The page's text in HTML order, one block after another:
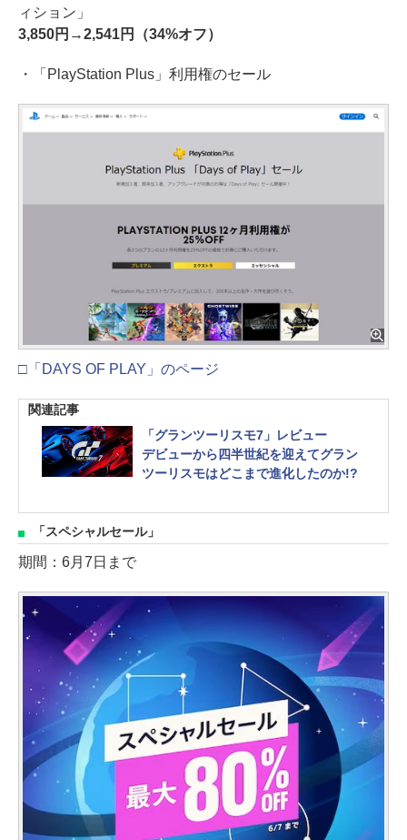
ィション」
3,850円→2,541円（34%オフ）
・「PlayStation Plus」利用権のセール
□「DAYS OF PLAY」のページ
関連記事
「グランツーリスモ7」レビュー
デビューから四半世紀を迎えてグラン
ツーリスモはどこまで進化したのか!?
「スペシャルセール」
期間：6月7日まで